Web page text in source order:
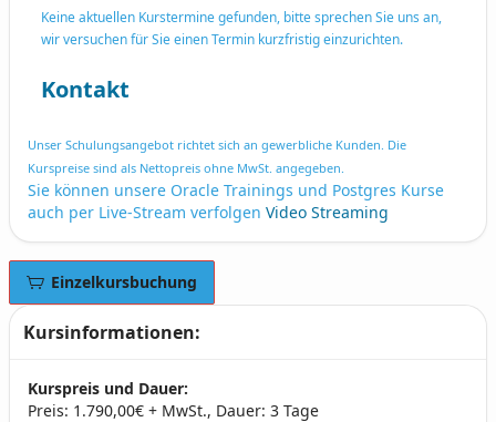
Keine aktuellen Kurstermine gefunden, bitte sprechen Sie uns an,
wir versuchen für Sie einen Termin kurzfristig einzurichten.
Kontakt
Unser Schulungsangebot richtet sich an gewerbliche Kunden. Die
Kurspreise sind als Nettopreis ohne MwSt. angegeben.
Sie können unsere Oracle Trainings und Postgres Kurse
auch per Live-Stream verfolgen Video Streaming
Einzelkursbuchung
Kursinformationen:
Kurspreis und Dauer:
Preis: 1.790,00€ + MwSt., Dauer: 3 Tage